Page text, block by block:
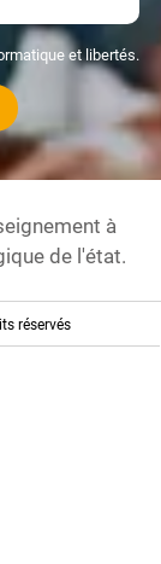
et libertés.
à
de l'état.
réservés